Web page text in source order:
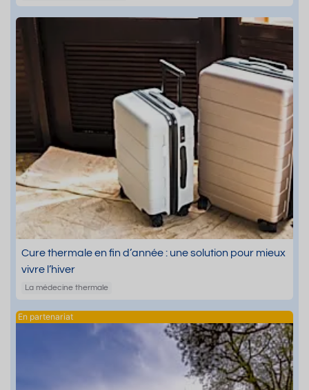
Cure thermale en fin d’année : une solution pour mieux
vivre l’hiver
La médecine thermale